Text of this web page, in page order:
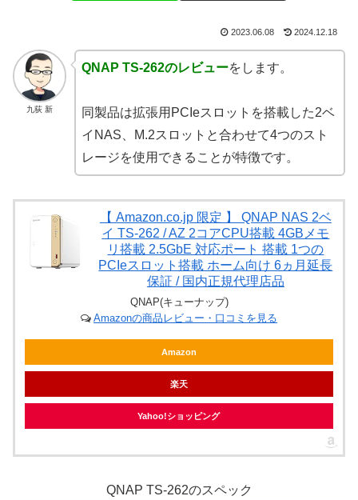
2023.06.08 2024.12.18
九荻 新
QNAP TS-262のレビューをします。
同製品は拡張用PCIeスロットを搭載した2ベ
イNAS、M.2スロットと合わせて4つのスト
レージを使用できることが特徴です。
【 Amazon.co.jp 限定 】 QNAP NAS 2ベ
イ TS-262 / AZ 2コアCPU搭載 4GBメモ
リ搭載 2.5GbE 対応ポート 搭載 1つの
PCIeスロット搭載 ホーム向け 6ヵ月延長
保証 / 国内正規代理店品
QNAP(キューナップ)
Amazonの商品レビュー・口コミを見る
Amazon
楽天
Yahoo!ショッピング
QNAP TS-262のスペック